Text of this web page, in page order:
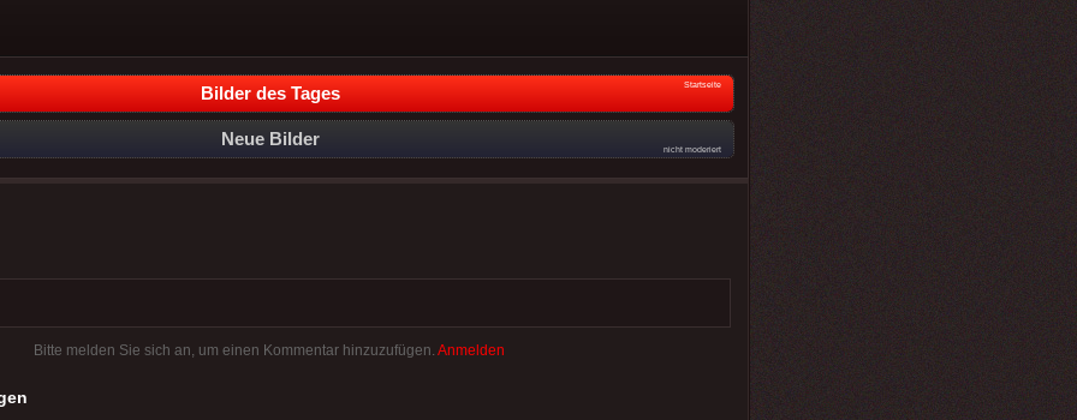
Bilder des Tages Startseite
Neue Bilder
nicht moderiert
Bitte melden Sie sich an, um einen Kommentar hinzuzufügen. Anmelden